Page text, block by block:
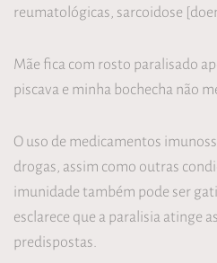
reumatológicas, sarcoidose
Mãe fica com rosto paralisado
piscava e minha bochecha não
O uso de medicamentos
drogas, assim como outras
imunidade também pode ser
esclarece que a paralisia atinge
predispostas.